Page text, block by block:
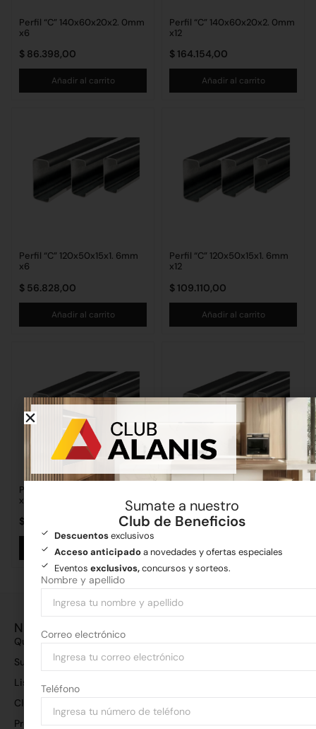
Perfil “C” 140x60x20x2. 0mm
x6
$ 86.398,00
Añadir al carrito
Perfil “C” 140x60x20x2. 0mm
x12
$ 164.154,00
Añadir al carrito
Perfil “C” 120x50x15x1. 6mm
x6
$ 56.828,00
Añadir al carrito
Perfil “C” 120x50x15x1. 6mm
x12
$ 109.110,00
Añadir al carrito
Perfil “C” 100x50x15x1. 6mm
x6
$
Añadir al carrito
x12
$ 101.959,00
Añadir al carrito
Nosotros
Quiénes somos
Sucursales
Lista de precios
Club de beneficios
Preguntas frecuentes
Sumate a nuestro
Club de Beneficios
Descuentosexclusivos
Acceso anticipadoa novedades y ofertas especiales
Eventos exclusivos,concursos y sorteos.
Nombre y apellido
Correo electrónico
Teléfono